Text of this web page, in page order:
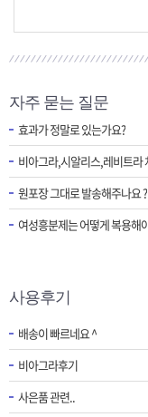
자주 묻는 질문
효과가 정말로 있는가요?
비아그라,시알리스,레비트라
원포장 그대로 발송해주나요 ?
여성흥분제는 어떻게 복용해
사용후기
배송이 빠르네요 ^
비아그라후기
사은품 관련..